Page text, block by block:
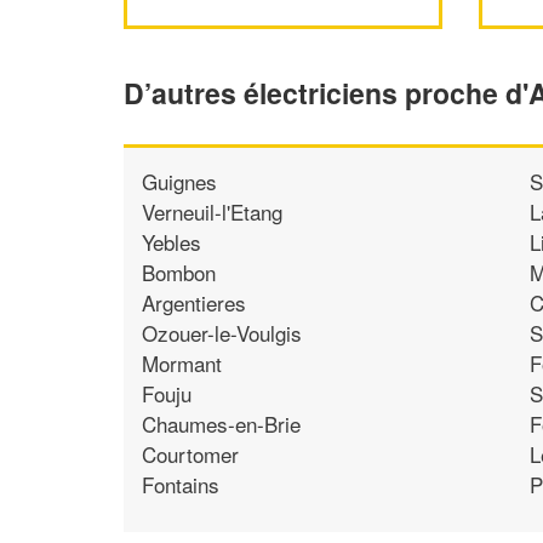
D’autres électriciens proche
Guignes
Verneuil-l'Etang
Yebles
Bombon
Argentieres
Ozouer-le-Voulgis
Mormant
Fouju
Chaumes-en-Brie
Courtomer
Fontains